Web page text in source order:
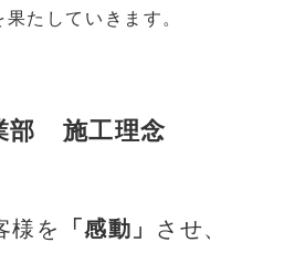
たしていきます。
部 施工理念
様を 「感動」 させ、